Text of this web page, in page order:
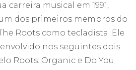
carreira musical em 1991,
dos primeiros membros do
Roots como tecladista. Ele
nos seguintes dois
Roots: Organic e Do You